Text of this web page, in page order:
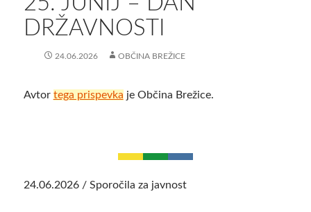
DRŽAVNOSTI
24.06.2026 OBČINA BREŽICE
Avtor tega prispevka je Občina Brežice.
24.06.2026 / Sporočila za javnost